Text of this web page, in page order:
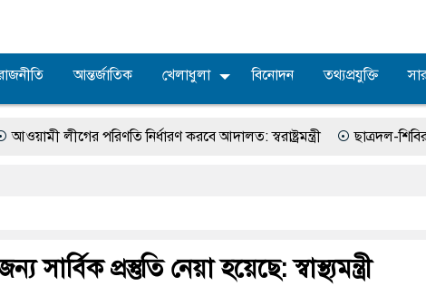
আন্তর্জাতিক খেলাধুলা বিনোদন তথ্যপ্রযুক্তি
পরিণতি নির্ধারণ করবে আদালত: স্বরাষ্ট্রমন্ত্রী ছাত্রদল-শিবির সংঘর্ষ ১৩
সার্বিক প্রস্তুতি নেয়া হয়েছে: স্বাস্থ্যমন্ত্রী